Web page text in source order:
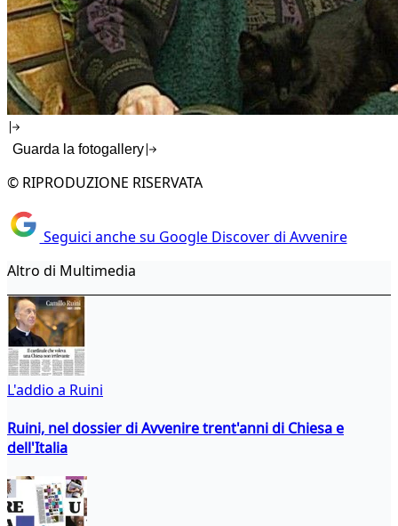
Guarda la fotogallery
© RIPRODUZIONE RISERVATA
Seguici anche su Google Discover di Avvenire
Altro di Multimedia
L'addio a Ruini
Ruini, nel dossier di Avvenire trent'anni di Chiesa e
dell'Italia